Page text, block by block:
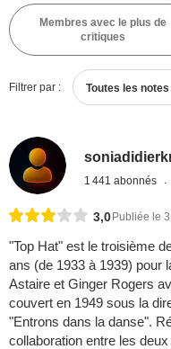
Membres avec le plus de
critiques
Filtrer par : Toutes les notes
1 441 abonnés
3,0 Publiée le
"Top Hat" est le troisième
ans (de 1933 à 1939) pour
Astaire et Ginger Rogers
couvert en 1949 sous la
"Entrons dans la danse".
collaboration entre les